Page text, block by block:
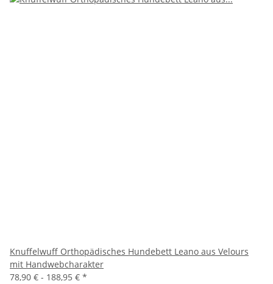
Knuffelwuff Orthopädisches Hundebett Leano aus Velours
mit Handwebcharakter
78,90 € - 188,95 € *